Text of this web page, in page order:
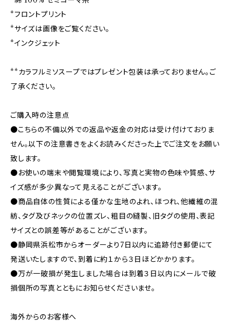
*フロントプリント
*サイズは画像をご覧ください。
*インクジェット
**カラフルミソスープではプレゼント包装は承っておりません。ご
了承ください。
ご購入時の注意点
●こちらの不備以外での返品や返金の対応は受け付けておりま
せん。以下の注意書きをよくお読みくださった上でご注文をお願い
致します。
●お使いの端末や閲覧環境により、写真と実物の色味や質感、サ
イズ感が多少異なって見えることがございます。
●商品自体の性質による僅かな生地のよれ、ほつれ、他繊維の混
紡、タグ及びネックの位置ズレ、粗目の縫製、旧タグの使用、表記
サイズとの誤差等があることがございます。
●静岡県浜松市からオーダーより7日以内に追跡付き郵便にて
発送いたしますので、到着に約１から３日ほどかかります。
●万が一破損が発生しました場合は到着３日以内にメールで破
損個所の写真とともにお知らせくださいませ。
海外からのお客様へ